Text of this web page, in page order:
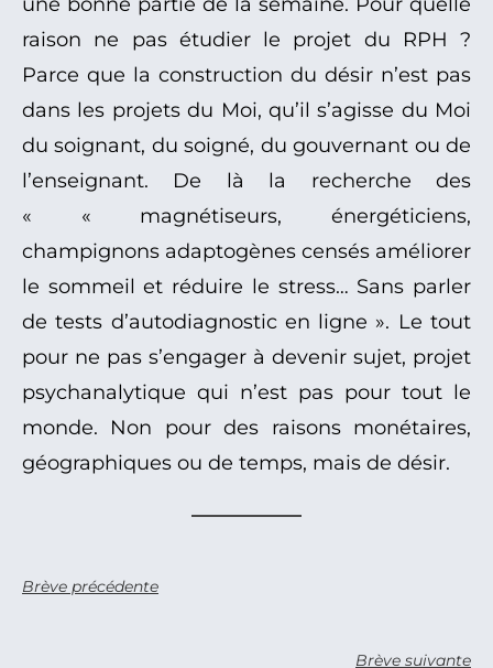
une bonne partie de la semaine. Pour quelle
raison ne pas étudier le projet du RPH ?
Parce que la construction du désir n’est pas
dans les projets du Moi, qu’il s’agisse du Moi
du soignant, du soigné, du gouvernant ou de
l’enseignant. De là la recherche des
« « magnétiseurs, énergéticiens,
champignons adaptogènes censés améliorer
le sommeil et réduire le stress… Sans parler
de tests d’autodiagnostic en ligne ». Le tout
pour ne pas s’engager à devenir sujet, projet
psychanalytique qui n’est pas pour tout le
monde. Non pour des raisons monétaires,
géographiques ou de temps, mais de désir.
Brève précédente
Brève suivante